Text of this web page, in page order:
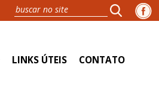
LINKS ÚTEIS CONTATO